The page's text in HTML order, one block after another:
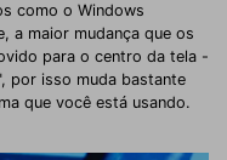
como o Windows
a maior mudança que os
para o centro da tela -
por isso muda bastante
que você está usando.